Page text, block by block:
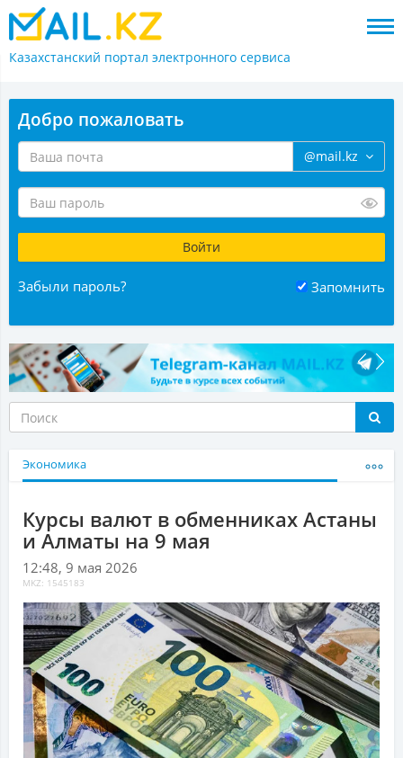
Казахстанский портал электронного сервиса
Добро пожаловать
@mail.kz
Забыли пароль? Запомнить
Экономика
Курсы валют в обменниках Астаны
и Алматы на 9 мая
12:48, 9 мая 2026
MKZ: 1545183